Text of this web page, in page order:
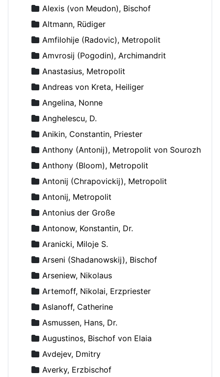
Alexis (von Meudon), Bischof
Altmann, Rüdiger
Amfilohije (Radovic), Metropolit
Amvrosij (Pogodin), Archimandrit
Anastasius, Metropolit
Andreas von Kreta, Heiliger
Angelina, Nonne
Anghelescu, D.
Anikin, Constantin, Priester
Anthony (Antonij), Metropolit von Sourozh
Anthony (Bloom), Metropolit
Antonij (Chrapovickij), Metropolit
Antonij, Metropolit
Antonius der Große
Antonow, Konstantin, Dr.
Aranicki, Miloje S.
Arseni (Shadanowskij), Bischof
Arseniew, Nikolaus
Artemoff, Nikolai, Erzpriester
Aslanoff, Catherine
Asmussen, Hans, Dr.
Augustinos, Bischof von Elaia
Avdejev, Dmitry
Averky, Erzbischof